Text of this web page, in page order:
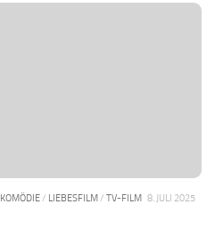
KOMÖDIE/ LIEBESFILM/ TV-FILM 8. JULI 2025